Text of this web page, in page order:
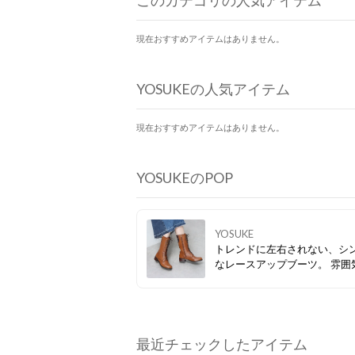
現在おすすめアイテムはありません。
YOSUKEの人気アイテム
現在おすすめアイテムはありません。
YOSUKEのPOP
YOSUKE
トレンドに左右されない、シ
なレースアップブーツ。 雰囲
♪
最近チェックしたアイテム